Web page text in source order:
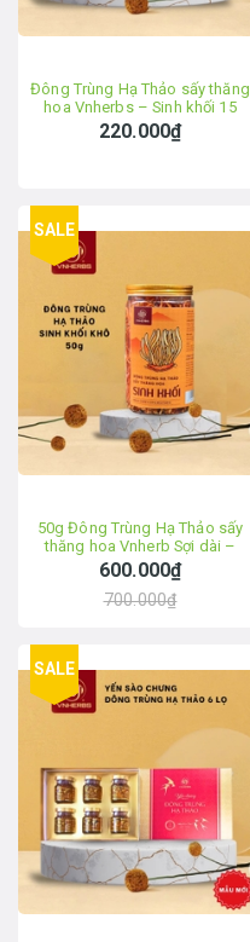
Đông Trùng Hạ Thảo sấy thăng
hoa Vnherbs – Sinh khối 15
gram
220.000₫
SALE
50g Đông Trùng Hạ Thảo sấy
thăng hoa Vnherb Sợi dài –
Sinh khối 50 gram
600.000₫
700.000₫
SALE